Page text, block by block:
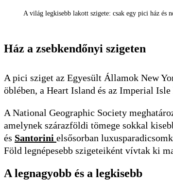
A világ legkisebb lakott szigete: csak egy pici ház és
Ház a zsebkendőnyi szigeten
A pici sziget az Egyesült Államok New
öblében, a Heart Island és az Imperial
A National Geographic Society
amelynek szárazföldi tömege sokkal
és Santorini elsősorban
Föld legnépesebb szigeteiként vívtak ki
A legnagyobb és a legkisebb